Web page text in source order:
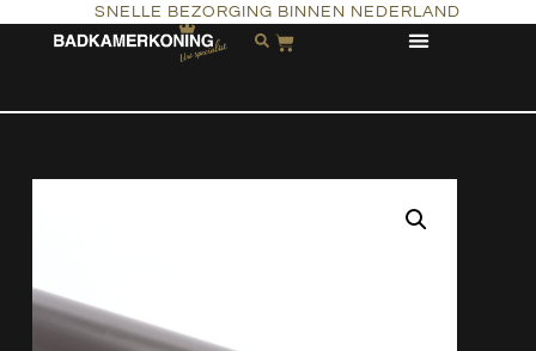
SNELLE BEZORGING BINNEN NEDERLAND